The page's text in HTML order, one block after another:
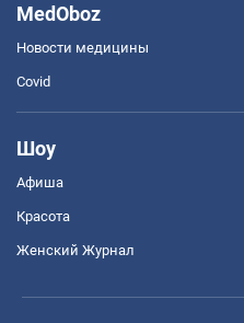
MedOboz
Новости медицины
Covid
Шоу
Афиша
Красота
Женский Журнал